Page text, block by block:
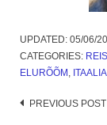
UPDATED: 05/06/
CATEGORIES:
ELURÕÕM , ITAALIA
Post
PREVIOUS POST